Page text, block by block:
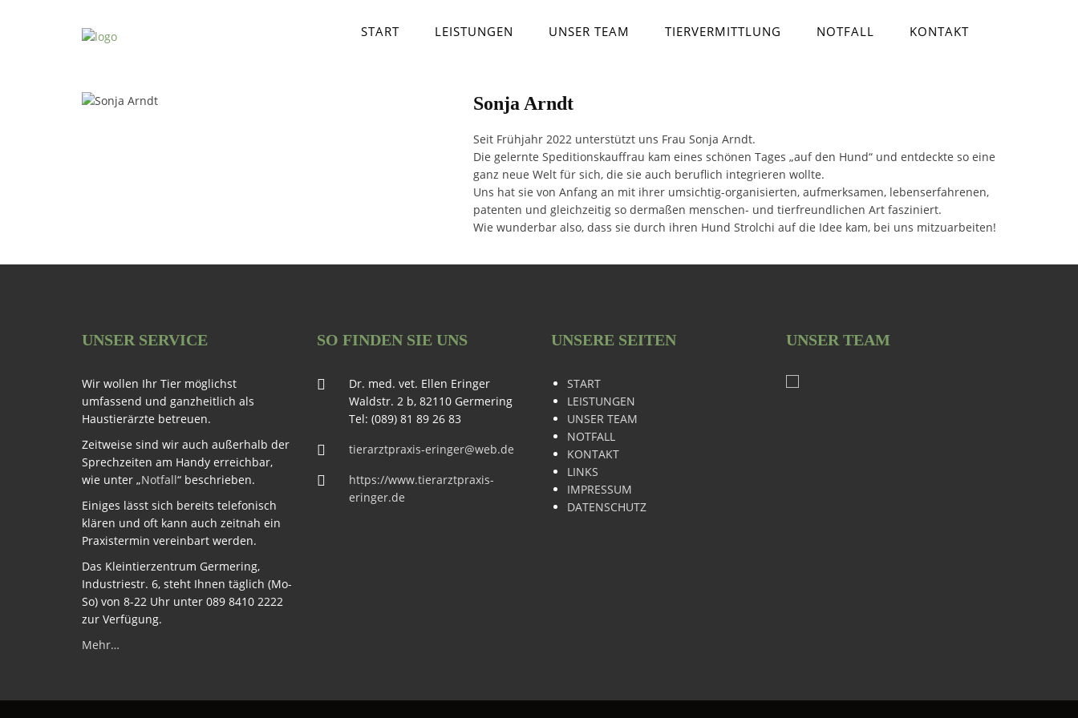
START LEISTUNGEN UNSER TEAM TIERVERMITTLUNG NOTFALL KONTAKT
Sonja Arndt
Seit Frühjahr 2022 unterstützt uns Frau Sonja Arndt.
Die gelernte Speditionskauffrau kam eines schönen Tages „auf den Hund“ und entdeckte so eine
ganz neue Welt für sich, die sie auch beruflich integrieren wollte.
Uns hat sie von Anfang an mit ihrer umsichtig-organisierten, aufmerksamen, lebenserfahrenen,
patenten und gleichzeitig so dermaßen menschen- und tierfreundlichen Art fasziniert.
Wie wunderbar also, dass sie durch ihren Hund Strolchi auf die Idee kam, bei uns mitzuarbeiten!
UNSER SERVICE
Wir wollen Ihr Tier möglichst
umfassend und ganzheitlich als
Haustierärzte betreuen.
Zeitweise sind wir auch außerhalb der
Sprechzeiten am Handy erreichbar,
wie unter „Notfall“ beschrieben.
Einiges lässt sich bereits telefonisch
klären und oft kann auch zeitnah ein
Praxistermin vereinbart werden.
Das Kleintierzentrum Germering,
Industriestr. 6, steht Ihnen täglich (Mo-
So) von 8-22 Uhr unter 089 8410 2222
zur Verfügung.
Mehr…
SO FINDEN SIE UNS
Dr. med. vet. Ellen Eringer
Waldstr. 2 b, 82110 Germering
Tel: (089) 81 89 26 83
tierarztpraxis-eringer@web.de
https://www.tierarztpraxis-
eringer.de
UNSERE SEITEN
START
LEISTUNGEN
UNSER TEAM
NOTFALL
KONTAKT
LINKS
IMPRESSUM
DATENSCHUTZ
UNSER TEAM